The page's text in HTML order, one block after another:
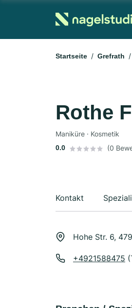
Startseite Grefrath
Rothe
Maniküre · Kosmetik
0.0 (0
Kontakt
Hohe Str. 6,
+4921588475